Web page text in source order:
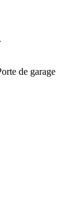
de garage